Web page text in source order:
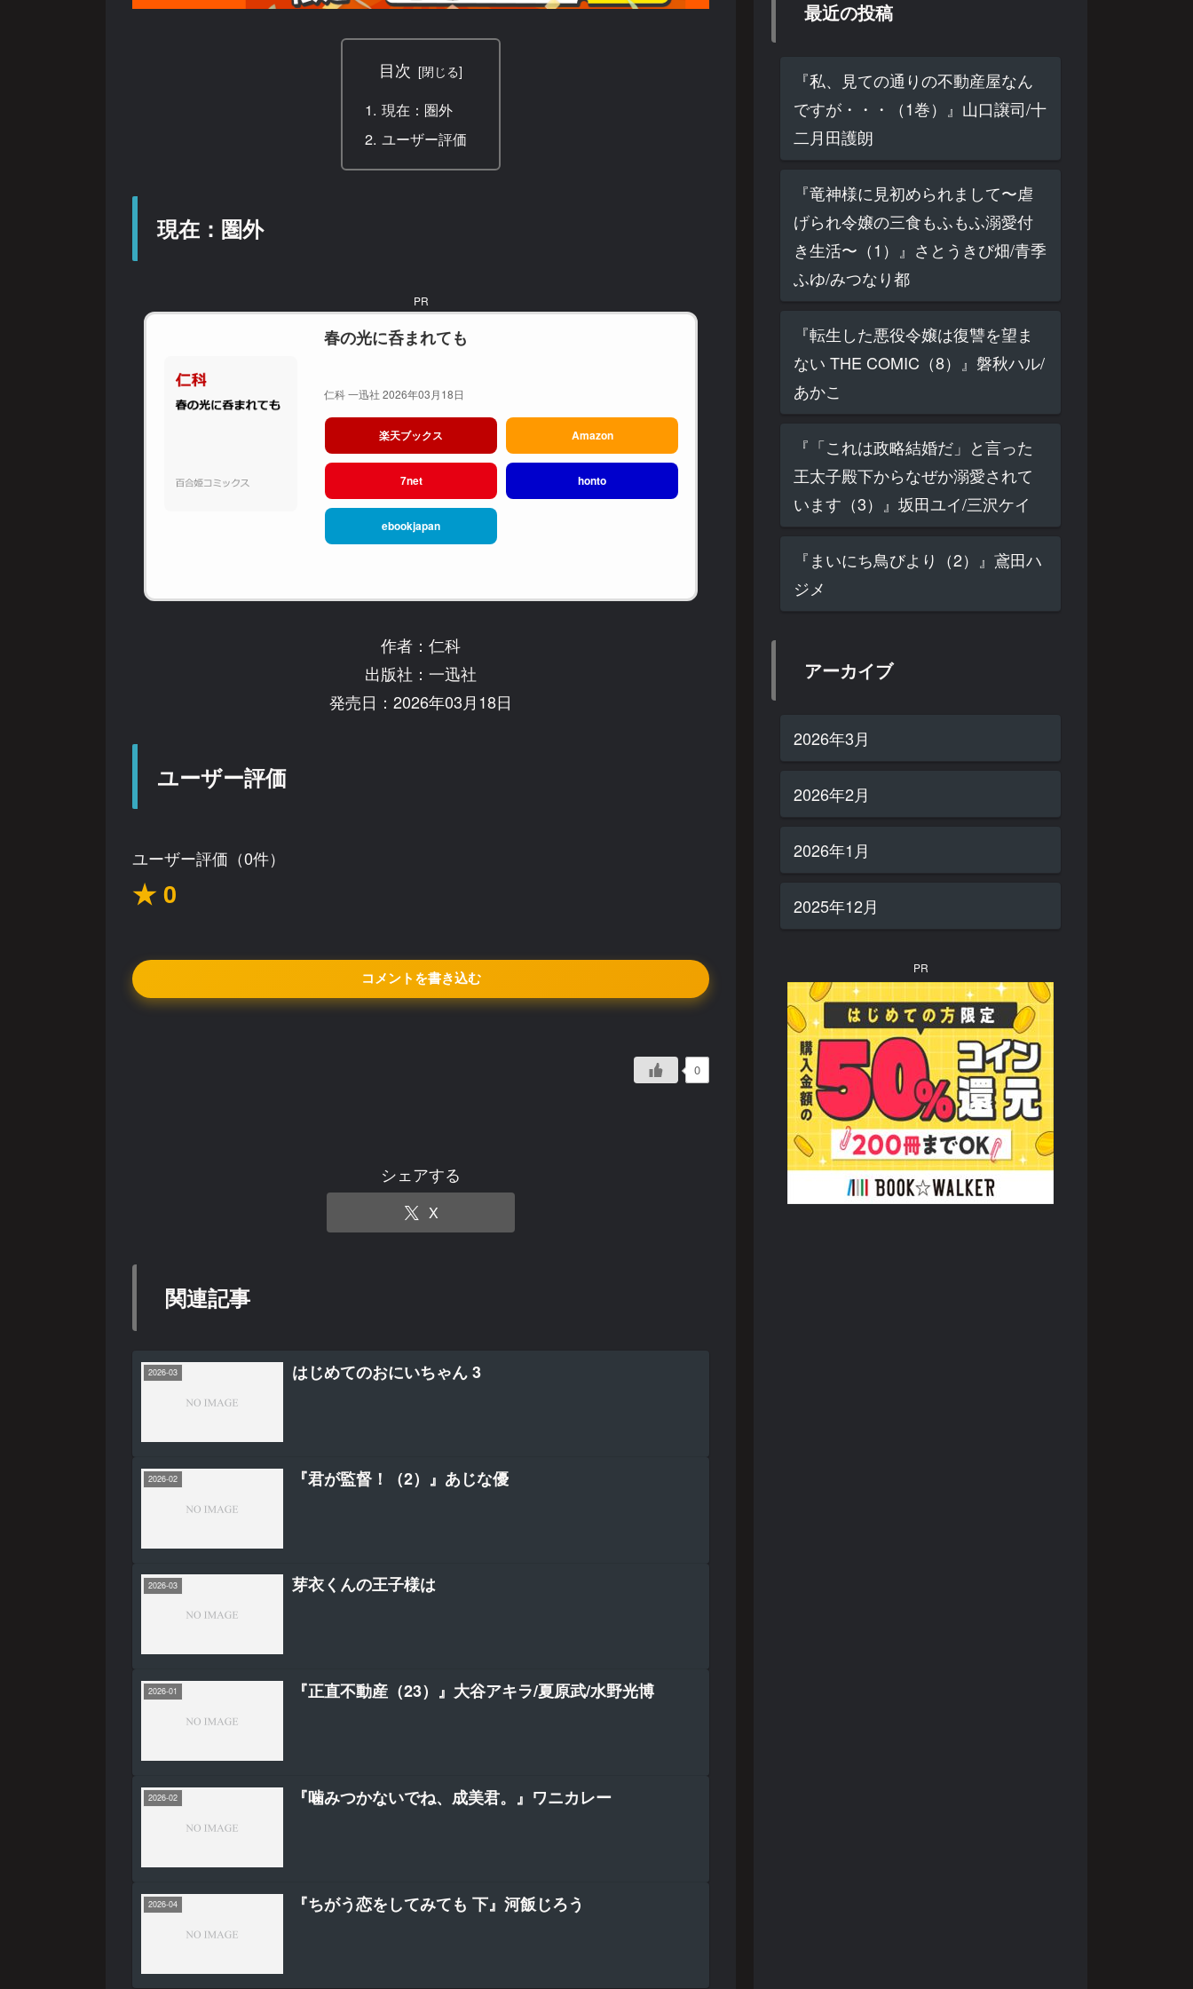
目次
現在：圏外
ユーザー評価
現在：圏外
PR
春の光に呑まれても
仁科 一迅社 2026年03月18日
楽天ブックス Amazon
7net honto
ebookjapan
作者：仁科
出版社：一迅社
発売日：2026年03月18日
ユーザー評価
ユーザー評価（0件）
★ 0
コメントを書き込む
0
シェアする
X
関連記事
2026-03 はじめてのおにいちゃん 3
2026-02 『君が監督！（2）』あじな優
2026-03 芽衣くんの王子様は
2026-01 『正直不動産（23）』大谷アキラ/夏原武/水野光博
2026-02 『噛みつかないでね、成美君。』ワニカレー
2026-04 『ちがう恋をしてみても 下』河飯じろう
最近の投稿
『私、見ての通りの不動産屋なん
ですが・・・（1巻）』山口譲司/十
二月田護朗
『竜神様に見初められまして〜虐
げられ令嬢の三食もふもふ溺愛付
き生活〜（1）』さとうきび畑/青季
ふゆ/みつなり都
『転生した悪役令嬢は復讐を望ま
ない THE COMIC（8）』磐秋ハル/
あかこ
『「これは政略結婚だ」と言った
王太子殿下からなぜか溺愛されて
います（3）』坂田ユイ/三沢ケイ
『まいにち鳥びより（2）』鳶田ハ
ジメ
アーカイブ
2026年3月
2026年2月
2026年1月
2025年12月
PR